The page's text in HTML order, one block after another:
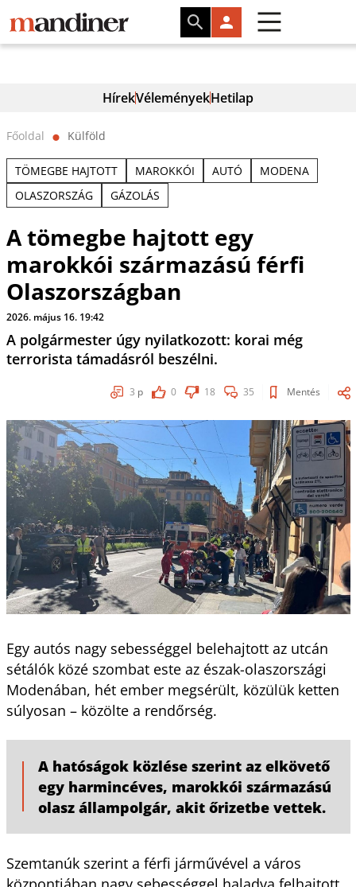
HírekVéleményekHetilap
Főoldal ⬤ Külföld
TÖMEGBE HAJTOTT MAROKKÓI AUTÓ
MODENA
OLASZORSZÁG
GÁZOLÁS
A tömegbe hajtott egy
marokkói származású férfi
Olaszországban
2026. május 16. 19:42
A polgármester úgy nyilatkozott: korai még
terrorista támadásról beszélni.
3 p 0 18 35 Mentés
Egy autós nagy sebességgel belehajtott az utcán
sétálók közé szombat este az észak-olaszországi
Modenában, hét ember megsérült, közülük ketten
súlyosan – közölte a rendőrség.
A hatóságok közlése szerint az elkövető
egy harmincéves, marokkói származású
olasz állampolgár, akit őrizetbe vettek.
Szemtanúk szerint a férfi járművével a város